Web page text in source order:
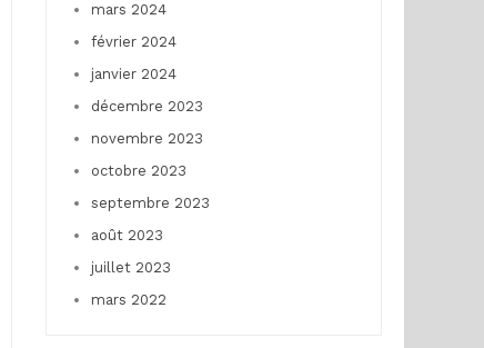
mars 2024
février 2024
janvier 2024
décembre 2023
novembre 2023
octobre 2023
septembre 2023
août 2023
juillet 2023
mars 2022